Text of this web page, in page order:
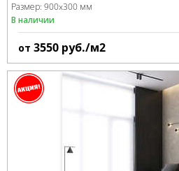
Размер: 900x300 мм
В наличии
от 3550 руб./м2